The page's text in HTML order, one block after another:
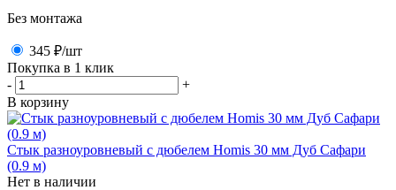
Без монтажа
345 ₽/шт
Покупка в 1 клик
-
+
В корзину
Стык разноуровневый с дюбелем Homis 30 мм Дуб Сафари
(0.9 м)
Нет в наличии